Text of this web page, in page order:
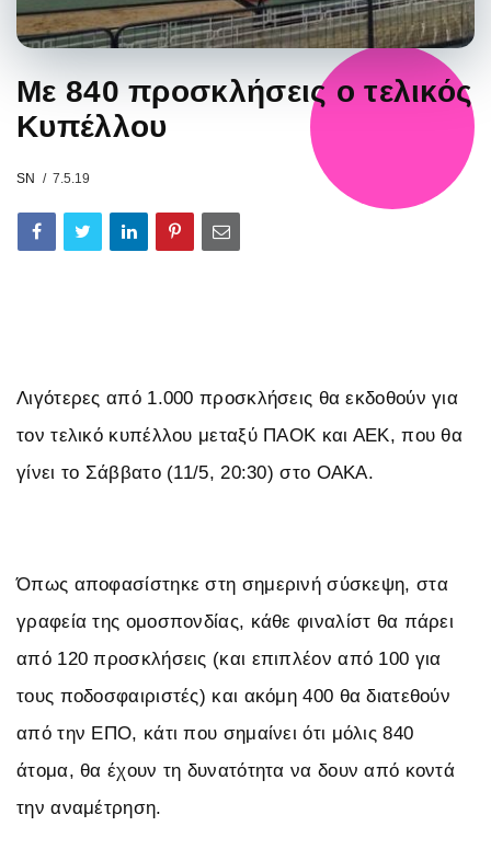
Με 840 προσκλήσεις ο τελικός
Κυπέλλου
SN 7.5.19
Λιγότερες από 1.000 προσκλήσεις θα εκδοθούν για
τον τελικό κυπέλλου μεταξύ ΠΑΟΚ και ΑΕΚ, που θα
γίνει το Σάββατο (11/5, 20:30) στο ΟΑΚΑ.
Όπως αποφασίστηκε στη σημερινή σύσκεψη, στα
γραφεία της ομοσπονδίας, κάθε φιναλίστ θα πάρει
από 120 προσκλήσεις (και επιπλέον από 100 για
τους ποδοσφαιριστές) και ακόμη 400 θα διατεθούν
από την ΕΠΟ, κάτι που σημαίνει ότι μόλις 840
άτομα, θα έχουν τη δυνατότητα να δουν από κοντά
την αναμέτρηση.